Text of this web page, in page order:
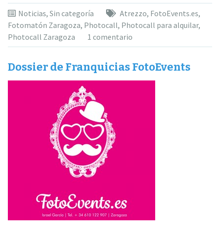
alquilar”
Noticias, Sin categoría Atrezzo, FotoEvents.es,
Fotomatón Zaragoza, Photocall, Photocall para alquilar,
Photocall Zaragoza
1 comentario
Dossier de Franquicias FotoEvents